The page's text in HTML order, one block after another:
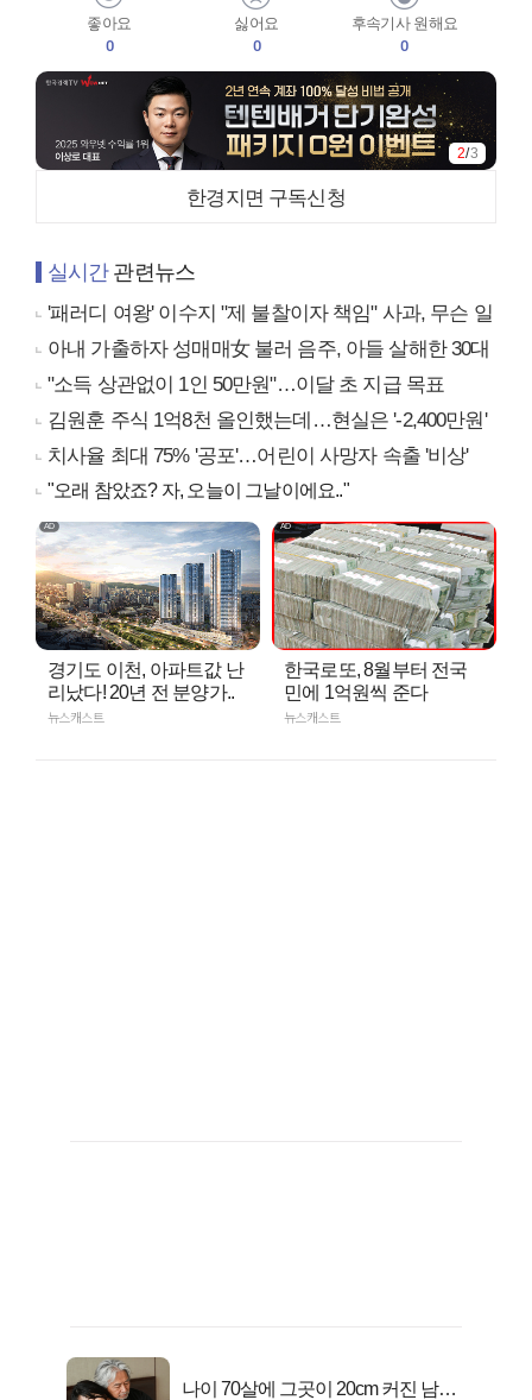
좋아요
0
싫어요
0
후속기사 원해요
0
3/3
한경지면 구독신청
실시간관련뉴스
'패러디 여왕' 이수지 "제 불찰이자 책임" 사과, 무슨 일
아내 가출하자 성매매女 불러 음주, 아들 살해한 30대
"소득 상관없이 1인 50만원"…이달 초 지급 목표
김원훈 주식 1억8천 올인했는데…현실은 '-2,400만원'
치사율 최대 75% '공포'…어린이 사망자 속출 '비상'
"오래 참았죠? 자, 오늘이 그날이에요.."
경기도 이천, 아파트값 난
리났다! 20년 전 분양가..
뉴스캐스트
한국로또, 8월부터 전국
민에 1억원씩 준다
뉴스캐스트
나이 70살에 그곳이 20cm 커진 남자..